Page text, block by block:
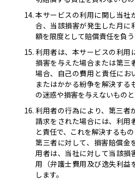
本サービスの利用に関し当社
合、当該損害が発生した月に
額を限度として賠償責任を負う
利用者は、本サービスの利用
損害を与えた場合または第三
場合、自己の費用と責任にお
またはかかる紛争を解決する
の迷惑や損害を与えないものと
利用者の行為により、第三者
請求をされた場合には、利用
と責任で、これを解決するも
第三者に対して、損害賠償金
用者は、当社に対して当該損
用（弁護士費用及び逸失利益
します。